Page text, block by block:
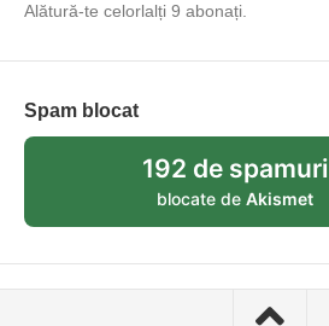
Alătură-te celorlalți 9 abonați.
Spam blocat
192 de spamuri
blocate de Akismet